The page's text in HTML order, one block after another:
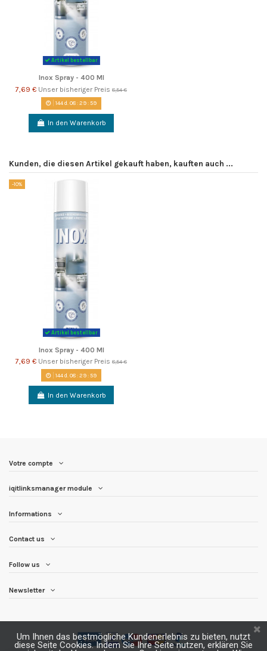
Artikel bestellbar
Inox Spray - 400 Ml
7,69 € Unser bisheriger Preis 8,54 €
144d. 08:29:58
In den Warenkorb
Kunden, die diesen Artikel gekauft haben, kauften auch ...
-10%
Artikel bestellbar
Inox Spray - 400 Ml
7,69 € Unser bisheriger Preis 8,54 €
144d. 08:29:58
In den Warenkorb
Votre compte
iqitlinksmanager module
Informations
Contact us
Follow us
Newsletter
Um Ihnen das bestmögliche Kundenerlebnis zu bieten, nutzt
diese Seite Cookies. Indem Sie Ihre Seite nutzen, erklären Sie